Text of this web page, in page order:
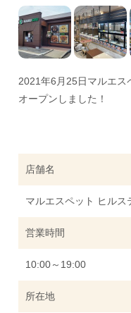
2021年6月25日マルエス
オープンしました！
店舗名
マルエスペット ヒルス
営業時間
10:00～19:00
所在地